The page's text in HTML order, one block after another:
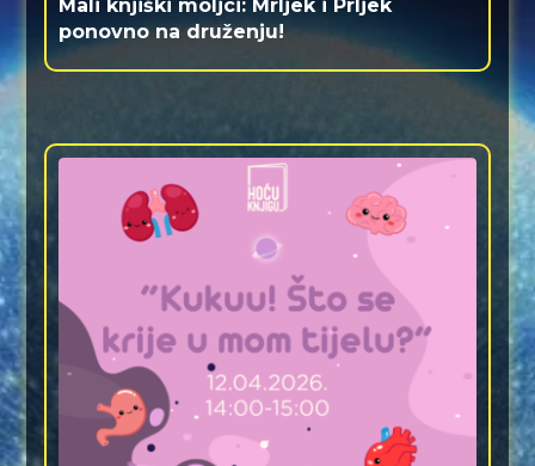
Mali knjiški moljci: Mrljek i Prljek
ponovno na druženju!